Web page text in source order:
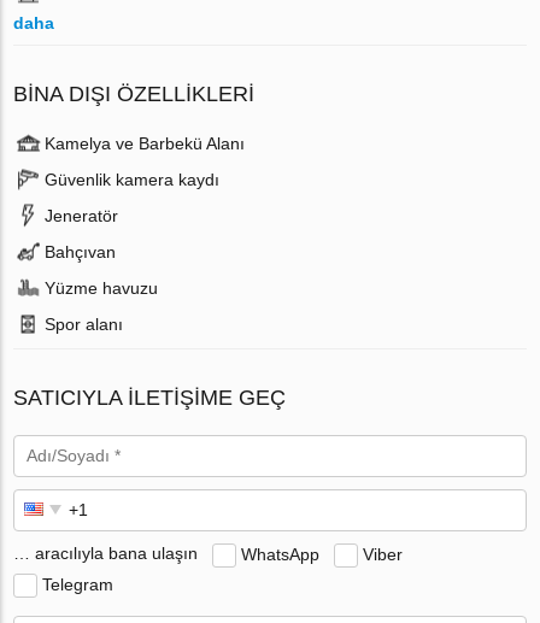
daha
BINA DIŞI ÖZELLIKLERI
Kamelya ve Barbekü Alanı
Güvenlik kamera kaydı
Jeneratör
Bahçıvan
Yüzme havuzu
Spor alanı
SATICIYLA ILETIŞIME GEÇ
… aracılıyla bana ulaşın WhatsApp
Viber
Telegram